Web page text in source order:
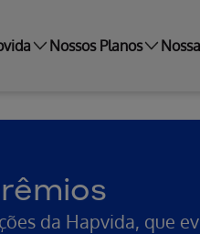
Nossos Planos
da Hapvida, que